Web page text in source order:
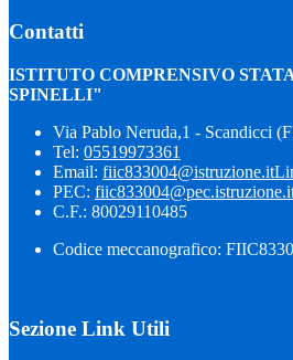
Contatti
ISTITUTO COMPRENSIVO
SPINELLI"
Via Pablo Neruda,1 - Scandicci
Tel: 05519973361
Email: fiic833004@istruzione.it
PEC:
C.F.: 80029110485
Codice meccanografico:
Sezione Link Utili